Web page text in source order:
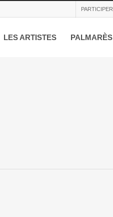
PARTICIPER
LES ARTISTES PALMARÈS